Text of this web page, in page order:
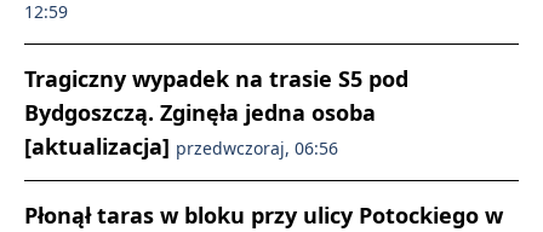
12:59
Tragiczny wypadek na trasie S5 pod
Bydgoszczą. Zginęła jedna osoba
[aktualizacja] przedwczoraj, 06:56
Płonął taras w bloku przy ulicy Potockiego w